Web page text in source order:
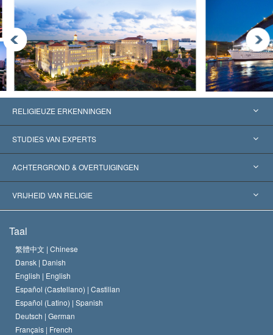
RELIGIEUZE ERKENNINGEN
Verenigde Staten
Wereldwijde Erkenningen
Historische Beslissingen
STUDIES VAN EXPERTS
Expertises per Categorie
’s Werelds Meest Vooraanstaande Experts
ACHTERGROND & OVERTUIGINGEN
L. Ron Hubbard
Het Credo van de Scientology Kerk
De Code van een Scientoloog
David Miscavige
VRIJHEID VAN RELIGIE
Internationale Mensenrechten Standaards
Verklaring over Religie
Taal
繁體中文 | Chinese
Dansk | Danish
English | English
Español (Castellano) | Castilian
Español (Latino) | Spanish
Deutsch | German
Français | French